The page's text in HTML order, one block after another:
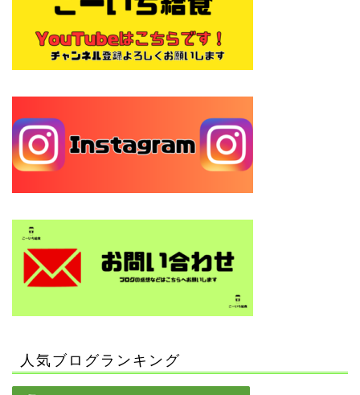
人気ブログランキング